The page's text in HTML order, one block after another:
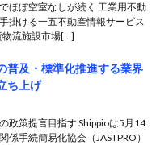
ほぼ空室なしが続く 工業用不動
掛ける一五不動産情報サービス
物流施設市場[…]
普及・標準化推進する業界
ち上げ
政策提言目指す Shippioは5月14
係手続簡易化協会（JASTPRO）